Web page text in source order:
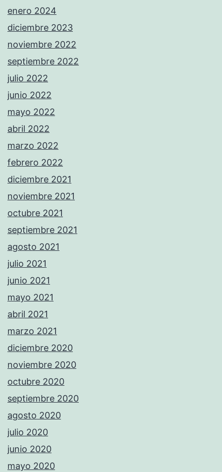
enero 2024
diciembre 2023
noviembre 2022
septiembre 2022
julio 2022
junio 2022
mayo 2022
abril 2022
marzo 2022
febrero 2022
diciembre 2021
noviembre 2021
octubre 2021
septiembre 2021
agosto 2021
julio 2021
junio 2021
mayo 2021
abril 2021
marzo 2021
diciembre 2020
noviembre 2020
octubre 2020
septiembre 2020
agosto 2020
julio 2020
junio 2020
mayo 2020